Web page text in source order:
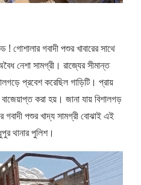
গোশালার গবাদী পশুর খাবারের সাথে
নেশা সামগ্রী। রাজ্যের সীমান্ত
প্রবেশ করেছিল গাড়িটি। প্রায়
করা হয়। জানা যায় বিশালগড়
গবাদী পশুর খাদ্য সামগ্রী বোঝাই এই
থানার পুলিশ।